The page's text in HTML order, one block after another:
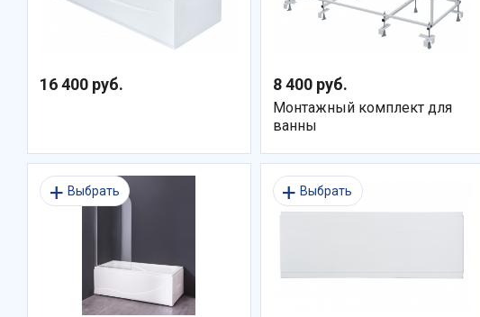
16 400 руб. 8 400 руб.
Монтажный комплект для
ванны
Выбрать Выбрать